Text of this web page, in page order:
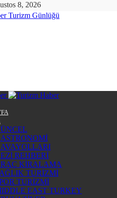
8, 2026
Turizm Günlüğü
REHBERİ
KİRALAMA
TURİZMİ
TURİZMİ
EAST TURKEY